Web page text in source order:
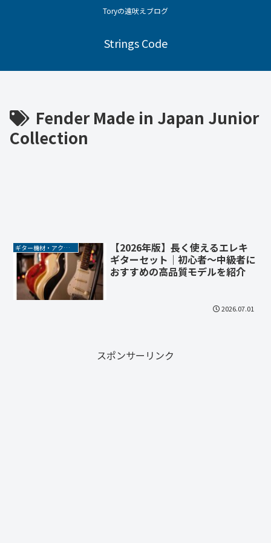
Toryの遠吠えブログ
Strings Code
Fender Made in Japan Junior
Collection
ギター機材・アクセサリー
【2026年版】長く使えるエレキ
ギターセット｜初心者〜中級者に
おすすめの高品質モデルを紹介
2026.07.01
スポンサーリンク